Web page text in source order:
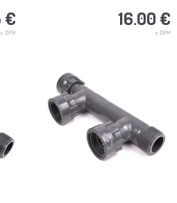
€
s DPH
16.00 €
s DPH